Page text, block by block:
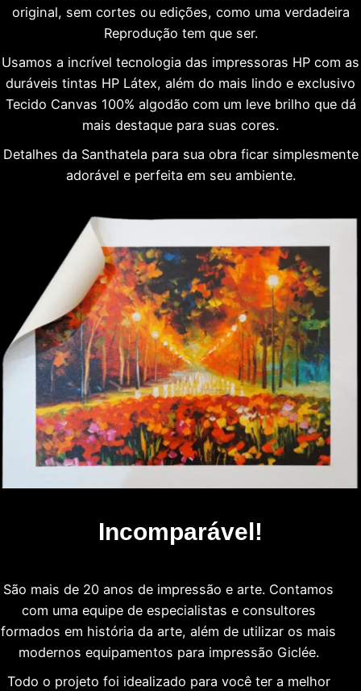
original, sem cortes ou edições, como uma verdadeira
Reprodução tem que ser.
Usamos a incrível tecnologia das impressoras HP com as
duráveis tintas HP Látex, além do mais lindo e exclusivo
Tecido Canvas 100% algodão com um leve brilho que dá
mais destaque para suas cores.
Detalhes da Santhatela para sua obra ficar simplesmente
adorável e perfeita em seu ambiente.
Incomparável!
São mais de 20 anos de impressão e arte. Contamos
com uma equipe de especialistas e consultores
formados em história da arte, além de utilizar os mais
modernos equipamentos para impressão Giclée.
Todo o projeto foi idealizado para você ter a melhor